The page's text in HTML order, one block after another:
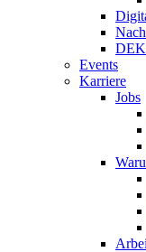
Events
Karriere
Jobs